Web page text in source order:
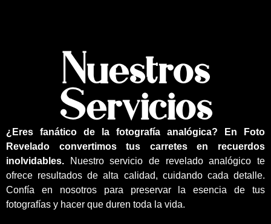
Nuestros
Servicios
¿Eres fanático de la fotografía analógica? En Foto
Revelado convertimos tus carretes en recuerdos
inolvidables. Nuestro servicio de revelado analógico te
ofrece resultados de alta calidad, cuidando cada detalle.
Confía en nosotros para preservar la esencia de tus
fotografías y hacer que duren toda la vida.